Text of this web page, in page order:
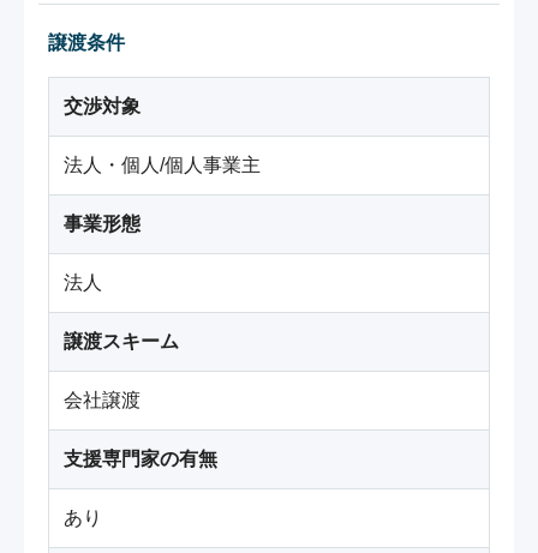
譲渡条件
交渉対象
法人・個人/個人事業主
事業形態
法人
譲渡スキーム
会社譲渡
支援専門家の有無
あり